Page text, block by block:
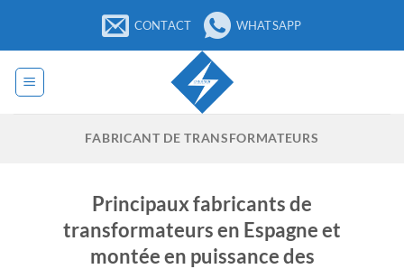
contenu
CONTACT WHATSAPP
FABRICANT DE TRANSFORMATEURS
Principaux fabricants de
transformateurs en Espagne et
montée en puissance des